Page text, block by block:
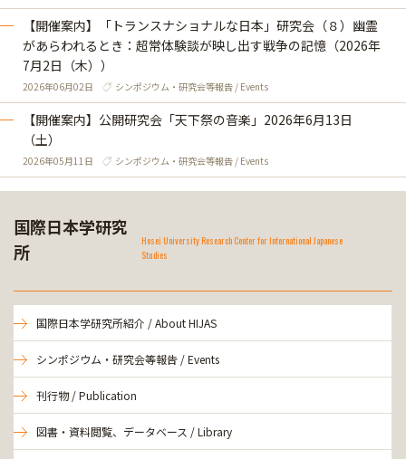
【開催案内】「トランスナショナルな日本」研究会（８）幽霊
があらわれるとき：超常体験談が映し出す戦争の記憶（2026年
7月2日（木））
2026年06月02日 シンポジウム・研究会等報告 / Events
【開催案内】公開研究会「天下祭の音楽」2026年6月13日
（土）
2026年05月11日 シンポジウム・研究会等報告 / Events
国際日本学研究
所
Hosei University Research Center for International Japanese
Studies
国際日本学研究所紹介 / About HIJAS
シンポジウム・研究会等報告 / Events
刊行物 / Publication
図書・資料閲覧、データベース / Library